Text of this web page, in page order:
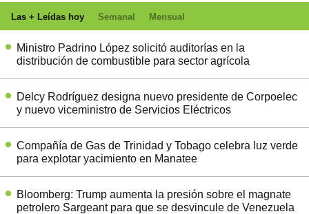
Las + Leídas hoy Semanal Mensual
Ministro Padrino López solicitó auditorías en la
distribución de combustible para sector agrícola
Delcy Rodríguez designa nuevo presidente de Corpoelec
y nuevo viceministro de Servicios Eléctricos
Compañía de Gas de Trinidad y Tobago celebra luz verde
para explotar yacimiento en Manatee
Bloomberg: Trump aumenta la presión sobre el magnate
petrolero Sargeant para que se desvincule de Venezuela